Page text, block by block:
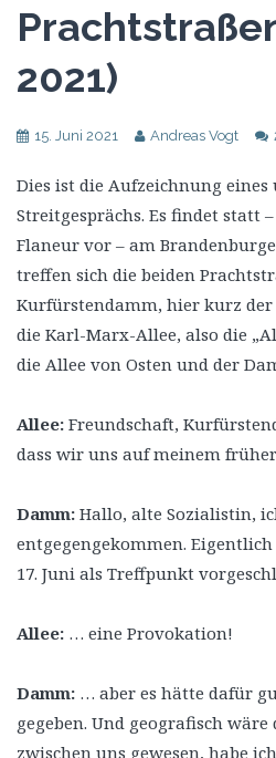
2021)
15. Juni 2021 Andreas Vogt
Dies ist die Aufzeichnung
Streitgesprächs. Es findet statt
Flaneur vor – am
treffen sich die beiden
Kurfürstendamm, hier kurz der
die Karl-Marx-Allee, also die
die Allee von Osten und der
Allee: Freundschaft,
dass wir uns auf meinem
Damm: Hallo, alte Sozialistin,
entgegengekommen.
17. Juni als Treffpunkt
Allee: … eine Provokation!
Damm: … aber es hätte dafür
gegeben. Und geografisch
zwischen uns gewesen, habe